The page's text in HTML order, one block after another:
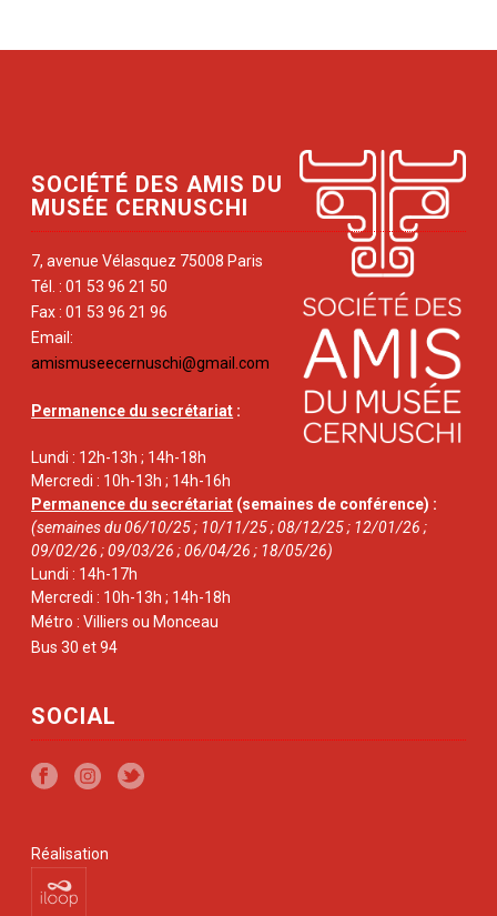
SOCIÉTÉ DES AMIS DU
MUSÉE CERNUSCHI
7, avenue Vélasquez 75008 Paris
Tél. : 01 53 96 21 50
Fax : 01 53 96 21 96
Email:
amismuseecernuschi@gmail.com
Permanence du secrétariat :
Lundi : 12h-13h ; 14h-18h
Mercredi : 10h-13h ; 14h-16h
Permanence du secrétariat (semaines de conférence) :
(semaines du 06/10/25 ; 10/11/25 ; 08/12/25 ; 12/01/26 ;
09/02/26 ; 09/03/26 ; 06/04/26 ; 18/05/26)
Lundi : 14h-17h
Mercredi : 10h-13h ; 14h-18h
Métro : Villiers ou Monceau
Bus 30 et 94
SOCIAL
Réalisation